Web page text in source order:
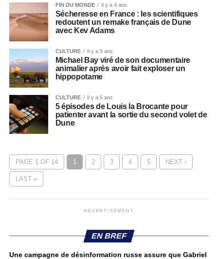
FIN DU MONDE Il y a 4 ans
Sécheresse en France : les scientifiques
redoutent un remake français de Dune
avec Kev Adams
CULTURE Il y a 5 ans
Michael Bay viré de son documentaire
animalier après avoir fait exploser un
hippopotame
CULTURE Il y a 5 ans
5 épisodes de Louis la Brocante pour
patienter avant la sortie du second volet de
Dune
PAGE 1 OF 14 1 2 3 4 5 NEXT ›
LAST »
ADVERTISEMENT
EN BREF
Une campagne de désinformation russe assure que Gabriel